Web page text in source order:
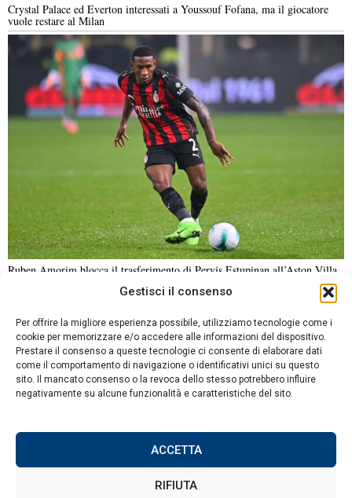
Gestisci il consenso
Per offrire la migliore esperienza possibile, utilizziamo tecnologie come i
cookie per memorizzare e/o accedere alle informazioni del dispositivo.
Prestare il consenso a queste tecnologie ci consente di elaborare dati
come il comportamento di navigazione o identificativi unici su questo
sito. Il mancato consenso o la revoca dello stesso potrebbero influire
negativamente su alcune funzionalità e caratteristiche del sito.
ACCETTA
RIFIUTA
Crystal Palace ed Everton interessati a Youssouf Fofana, ma il giocatore
vuole restare al Milan
Ruben Amorim blocca il trasferimento di Pervis Estupinan all’Aston Villa
ANALISI E OPINIONI
SPORT CULTURA VIAGGI
Contatti
Informativa sulla privacy